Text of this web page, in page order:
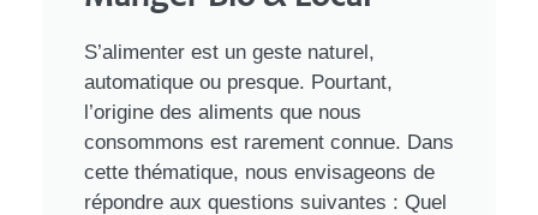
S’alimenter est un geste naturel,
automatique ou presque. Pourtant,
l’origine des aliments que nous
consommons est rarement connue. Dans
cette thématique, nous envisageons de
répondre aux questions suivantes : Quel